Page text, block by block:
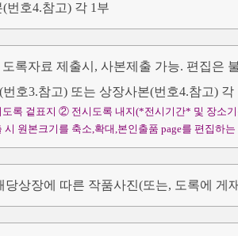
번호4.참고) 각 1부
록자료 제출시, 사본제출 가능. 편집은
호3.참고) 또는 상장사본(번호4.참고) 각
록 겉표지 ② 전시도록 내지(*전시기간* 및 장소기
원본크기를 축소,확대,본인출품 page를 편집하
당상장에 따른 작품사진(또는, 도록에 게